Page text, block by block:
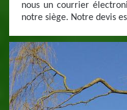
nous un courrier
notre siège. Notre devis